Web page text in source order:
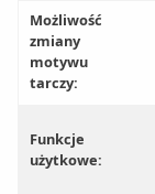
Możliwość
zmiany
motywu
tarczy:
Funkcje
użytkowe: